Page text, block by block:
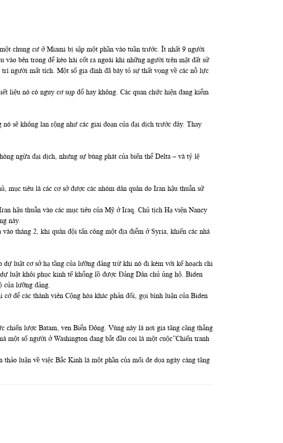
chung cư ở Miami bị sập một phần vào tuần trước. Ít nhất 9 người
vào bên trong để kéo hài cốt ra ngoài khi những người trên mặt đất sử
người mất tích. Một số gia đình đã bày tỏ sự thất vọng về các nỗ lực
liệu nó có nguy cơ sụp đổ hay không. Các quan chức hiện đang kiểm
sẽ không lan rộng như các giai đoạn của đại dịch trước đây. Thay
ngừa đại dịch, nhưng sự bùng phát của biến thể Delta – và tỷ lệ
mục tiêu là các cơ sở được các nhóm dân quân do Iran hậu thuẫn sử
hậu thuẫn vào các mục tiêu của Mỹ ở Iraq. Chủ tịch Hạ viện Nancy
này.
tháng 2, khi quân đội tấn công một địa điểm ở Syria, khiến các nhà
luật cơ sở hạ tầng của lưỡng đảng trừ khi nó đi kèm với kế hoạch chi
luật khôi phục kinh tế khổng lồ được Đảng Dân chủ ủng hộ. Biden
của lưỡng đảng.
để các thành viên Cộng hòa khác phản đối, gọi bình luận của Biden
lược Batam, ven Biển Đông. Vùng này là nơi gia tăng căng thẳng
một số người ở Washington đang bắt đầu coi là một cuộc”Chiến tranh
luận về việc Bắc Kinh là một phần của mối đe dọa ngày càng tăng